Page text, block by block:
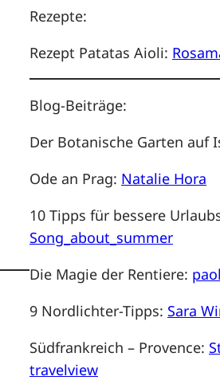
Rezepte:
Rezept Patatas Aioli:
Blog-Beiträge:
Der Botanische Garten auf
Ode an Prag: Natalie Hora
10 Tipps für bessere
Song_about_summer
Die Magie der Rentiere:
9 Nordlichter-Tipps: Sara
Südfrankreich – Provence:
travelview